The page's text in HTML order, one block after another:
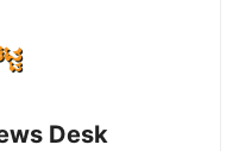
Desk